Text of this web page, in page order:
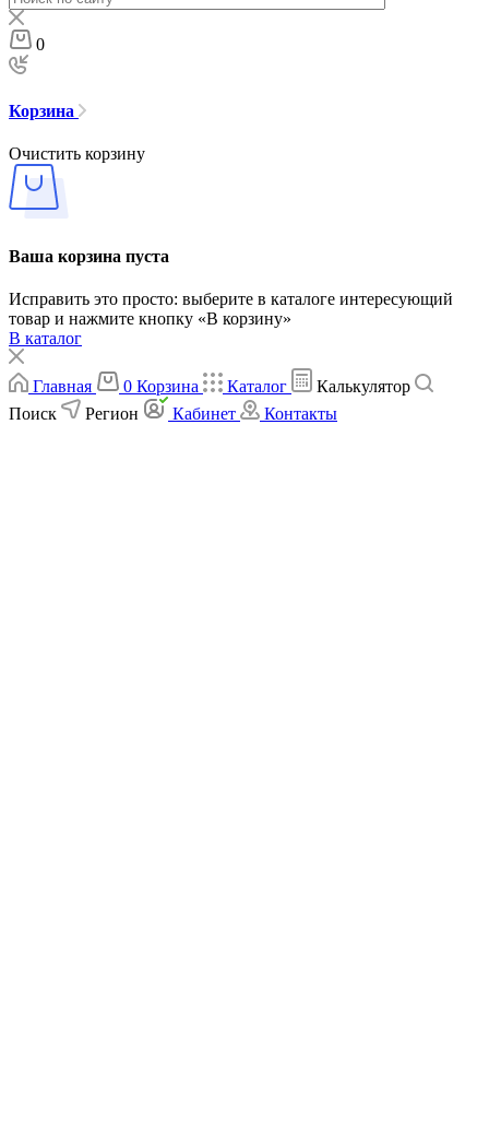
0
Корзина
Очистить корзину
Ваша корзина пуста
Исправить это просто: выберите в каталоге интересующий
товар и нажмите кнопку «В корзину»
В каталог
Главная 0 Корзина Каталог
Калькулятор
Поиск
Регион Кабинет Контакты